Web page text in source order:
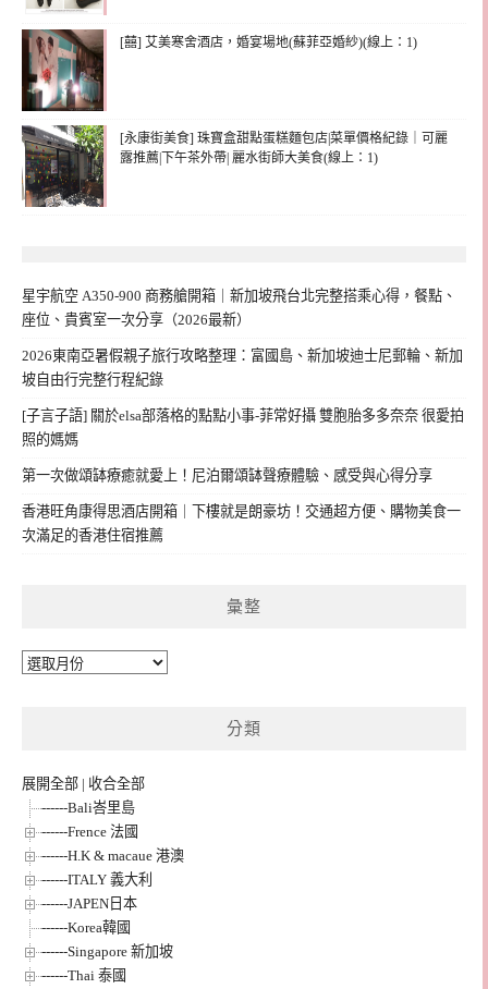
[囍] 艾美寒舍酒店，婚宴場地(蘇菲亞婚紗)(線上：1)
[永康街美食] 珠寶盒甜點蛋糕麵包店|菜單價格紀錄｜可麗
露推薦|下午茶外帶| 麗水街師大美食(線上：1)
星宇航空 A350-900 商務艙開箱｜新加坡飛台北完整搭乘心得，餐點、
座位、貴賓室一次分享（2026最新）
2026東南亞暑假親子旅行攻略整理：富國島、新加坡迪士尼郵輪、新加
坡自由行完整行程紀錄
[子言子語] 關於elsa部落格的點點小事-菲常好攝 雙胞胎多多奈奈 很愛拍
照的媽媽
第一次做頌缽療癒就愛上！尼泊爾頌缽聲療體驗、感受與心得分享
香港旺角康得思酒店開箱｜下樓就是朗豪坊！交通超方便、購物美食一
次滿足的香港住宿推薦
彙整
彙
分類
展開全部 | 收合全部
------Bali峇里島
------Frence 法國
------H.K & macaue 港澳
------ITALY 義大利
------JAPEN日本
------Korea韓國
------Singapore 新加坡
------Thai 泰國